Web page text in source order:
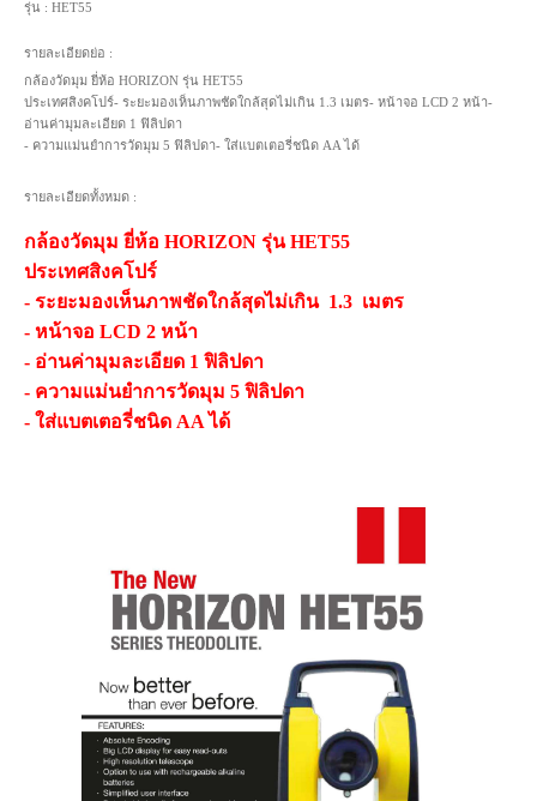
รุ่น : HET55
รายละเอียดย่อ :
กล้องวัดมุม ยี่ห้อ HORIZON รุ่น HET55
ประเทศสิงคโปร์- ระยะมองเห็นภาพชัดใกล้สุดไม่เกิน 1.3 เมตร- หน้าจอ LCD 2 หน้า-
อ่านค่ามุมละเอียด 1 ฟิลิปดา
- ความแม่นยำการวัดมุม 5 ฟิลิปดา- ใส่แบตเตอรี่ชนิด AA ได้
รายละเอียดทั้งหมด :
กล้องวัดมุม ยี่ห้อ HORIZON รุ่น HET55
ประเทศสิงคโปร์
- ระยะมองเห็นภาพชัดใกล้สุดไม่เกิน 1.3 เมตร
- หน้าจอ LCD 2 หน้า
- อ่านค่ามุมละเอียด 1 ฟิลิปดา
- ความแม่นยำการวัดมุม 5 ฟิลิปดา
- ใส่แบตเตอรี่ชนิด AA ได้